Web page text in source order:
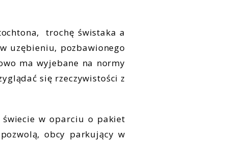
trochę świstaka a
uzębieniu, pozbawionego
ma wyjebane na normy
się rzeczywistości z
w oparciu o pakiet
obcy parkujący w